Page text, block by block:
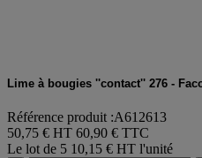
Lime à bougies ''contact'' 276 -
Référence produit :A612613
50,75 € HT 60,90 € TTC
Le lot de 5 10,15 € HT l'unité